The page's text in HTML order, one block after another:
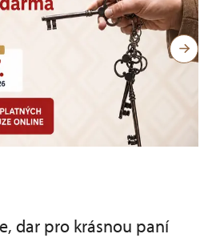
dar pro krásnou paní